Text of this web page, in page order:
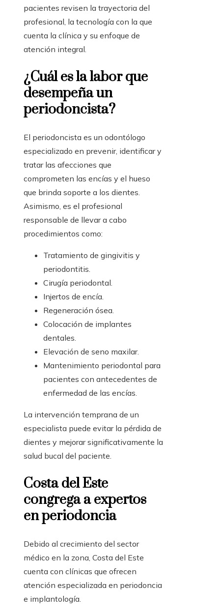
pacientes revisen la trayectoria del
profesional, la tecnología con la que
cuenta la clínica y su enfoque de
atención integral.
¿Cuál es la labor que
desempeña un
periodoncista?
El periodoncista es un odontólogo
especializado en prevenir, identificar y
tratar las afecciones que
comprometen las encías y el hueso
que brinda soporte a los dientes.
Asimismo, es el profesional
responsable de llevar a cabo
procedimientos como:
Tratamiento de gingivitis y
periodontitis.
Cirugía periodontal.
Injertos de encía.
Regeneración ósea.
Colocación de implantes
dentales.
Elevación de seno maxilar.
Mantenimiento periodontal para
pacientes con antecedentes de
enfermedad de las encías.
La intervención temprana de un
especialista puede evitar la pérdida de
dientes y mejorar significativamente la
salud bucal del paciente.
Costa del Este
congrega a expertos
en periodoncia
Debido al crecimiento del sector
médico en la zona, Costa del Este
cuenta con clínicas que ofrecen
atención especializada en periodoncia
e implantología.